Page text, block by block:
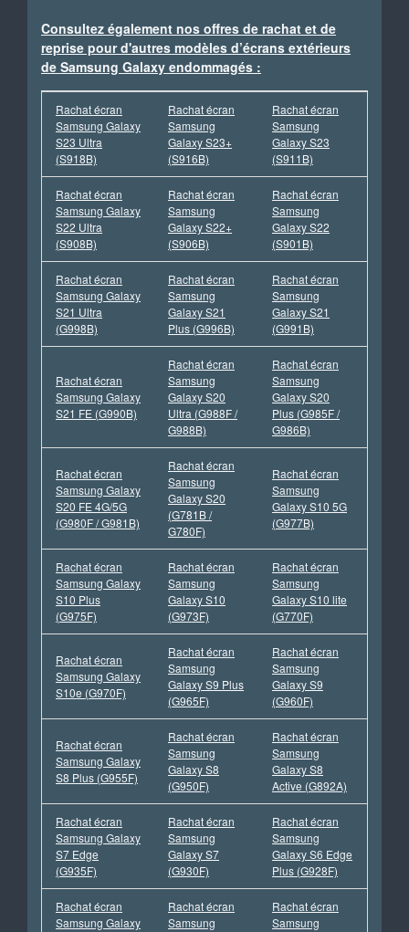
Consultez également nos offres de rachat et de
reprise pour d'autres modèles d’écrans extérieurs
de Samsung Galaxy endommagés :
Rachat écran
Samsung Galaxy
S23 Ultra
(S918B)
Rachat écran
Samsung
Galaxy S23+
(S916B)
Rachat écran
Samsung
Galaxy S23
(S911B)
Rachat écran
Samsung Galaxy
S22 Ultra
(S908B)
Rachat écran
Samsung
Galaxy S22+
(S906B)
Rachat écran
Samsung
Galaxy S22
(S901B)
Rachat écran
Samsung Galaxy
S21 Ultra
(G998B)
Rachat écran
Samsung
Galaxy S21
Plus (G996B)
Rachat écran
Samsung
Galaxy S21
(G991B)
Rachat écran
Samsung Galaxy
S21 FE (G990B)
Rachat écran
Samsung
Galaxy S20
Ultra (G988F /
G988B)
Rachat écran
Samsung
Galaxy S20
Plus (G985F /
G986B)
Rachat écran
Samsung Galaxy
S20 FE 4G/5G
(G980F / G981B)
Rachat écran
Samsung
Galaxy S20
(G781B /
G780F)
Rachat écran
Samsung
Galaxy S10 5G
(G977B)
Rachat écran
Samsung Galaxy
S10 Plus
(G975F)
Rachat écran
Samsung
Galaxy S10
(G973F)
Rachat écran
Samsung
Galaxy S10 lite
(G770F)
Rachat écran
Samsung Galaxy
S10e (G970F)
Rachat écran
Samsung
Galaxy S9 Plus
(G965F)
Rachat écran
Samsung
Galaxy S9
(G960F)
Rachat écran
Samsung Galaxy
S8 Plus (G955F)
Rachat écran
Samsung
Galaxy S8
(G950F)
Rachat écran
Samsung
Galaxy S8
Active (G892A)
Rachat écran
Samsung Galaxy
S7 Edge
(G935F)
Rachat écran
Samsung
Galaxy S7
(G930F)
Rachat écran
Samsung
Galaxy S6 Edge
Plus (G928F)
Rachat écran
Samsung Galaxy
Rachat écran
Samsung
Rachat écran
Samsung